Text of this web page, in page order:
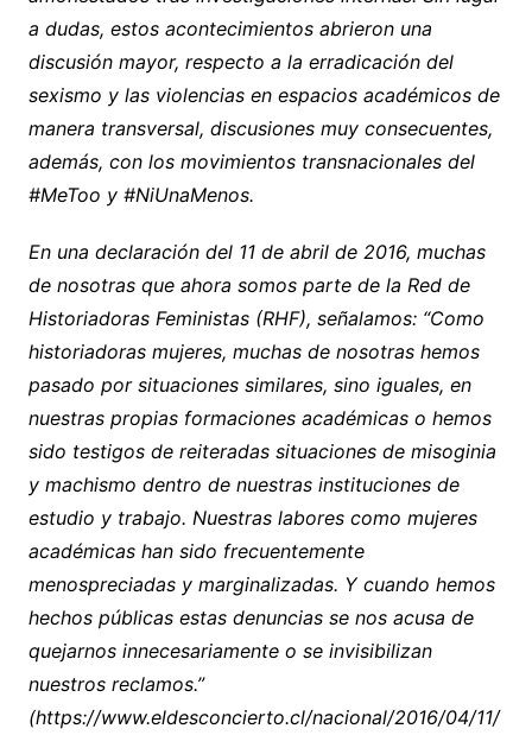
a dudas, estos acontecimientos abrieron una
discusión mayor, respecto a la erradicación del
sexismo y las violencias en espacios académicos de
manera transversal, discusiones muy consecuentes,
además, con los movimientos transnacionales del
#MeToo y #NiUnaMenos.
En una declaración del 11 de abril de 2016, muchas
de nosotras que ahora somos parte de la Red de
Historiadoras Feministas (RHF), señalamos: “Como
historiadoras mujeres, muchas de nosotras hemos
pasado por situaciones similares, sino iguales, en
nuestras propias formaciones académicas o hemos
sido testigos de reiteradas situaciones de misoginia
y machismo dentro de nuestras instituciones de
estudio y trabajo. Nuestras labores como mujeres
académicas han sido frecuentemente
menospreciadas y marginalizadas. Y cuando hemos
hechos públicas estas denuncias se nos acusa de
quejarnos innecesariamente o se invisibilizan
nuestros reclamos.”
(https://www.eldesconcierto.cl/nacional/2016/04/11/